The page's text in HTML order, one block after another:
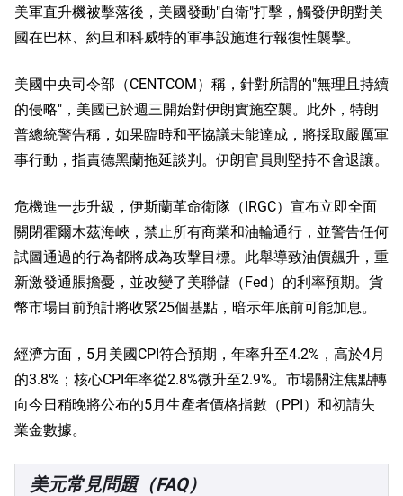
美軍直升機被擊落後，美國發動"自衛"打擊，觸發伊朗對美
國在巴林、約旦和科威特的軍事設施進行報復性襲擊。
美國中央司令部（CENTCOM）稱，針對所謂的"無理且持續
的侵略"，美國已於週三開始對伊朗實施空襲。此外，特朗
普總統警告稱，如果臨時和平協議未能達成，將採取嚴厲軍
事行動，指責德黑蘭拖延談判。伊朗官員則堅持不會退讓。
危機進一步升級，伊斯蘭革命衛隊（IRGC）宣布立即全面
關閉霍爾木茲海峽，禁止所有商業和油輪通行，並警告任何
試圖通過的行為都將成為攻擊目標。此舉導致油價飆升，重
新激發通脹擔憂，並改變了美聯儲（Fed）的利率預期。貨
幣市場目前預計將收緊25個基點，暗示年底前可能加息。
經濟方面，5月美國CPI符合預期，年率升至4.2%，高於4月
的3.8%；核心CPI年率從2.8%微升至2.9%。市場關注焦點轉
向今日稍晚將公布的5月生產者價格指數（PPI）和初請失
業金數據。
美元常見問題（FAQ）